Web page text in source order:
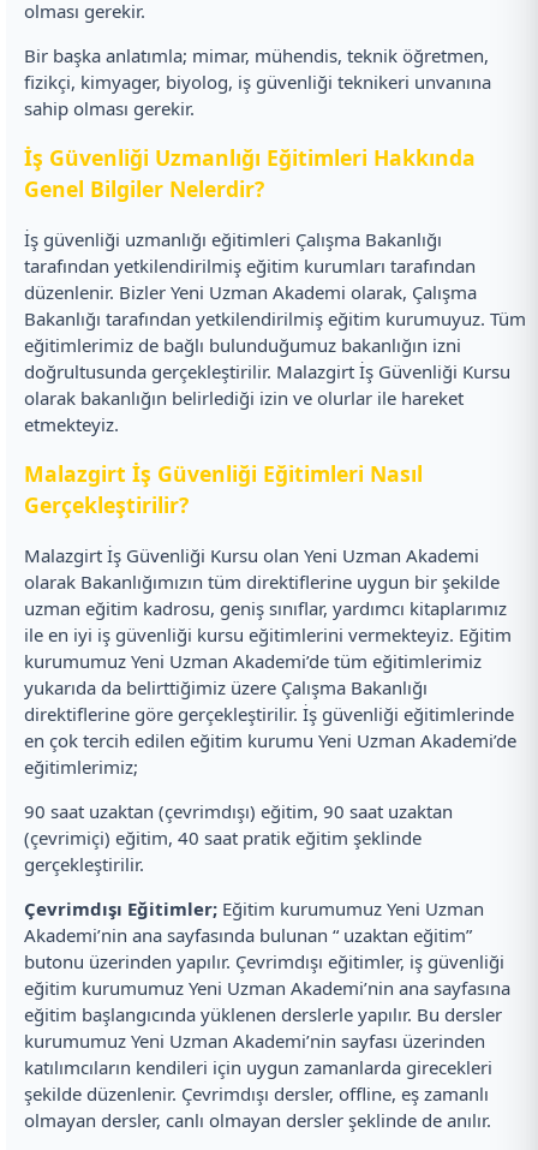
olması gerekir.
Bir başka anlatımla; mimar, mühendis, teknik öğretmen,
fizikçi, kimyager, biyolog, iş güvenliği teknikeri unvanına
sahip olması gerekir.
İş Güvenliği Uzmanlığı Eğitimleri Hakkında
Genel Bilgiler Nelerdir?
İş güvenliği uzmanlığı eğitimleri Çalışma Bakanlığı
tarafından yetkilendirilmiş eğitim kurumları tarafından
düzenlenir. Bizler Yeni Uzman Akademi olarak, Çalışma
Bakanlığı tarafından yetkilendirilmiş eğitim kurumuyuz. Tüm
eğitimlerimiz de bağlı bulunduğumuz bakanlığın izni
doğrultusunda gerçekleştirilir. Malazgirt İş Güvenliği Kursu
olarak bakanlığın belirlediği izin ve olurlar ile hareket
etmekteyiz.
Malazgirt İş Güvenliği Eğitimleri Nasıl
Gerçekleştirilir?
Malazgirt İş Güvenliği Kursu olan Yeni Uzman Akademi
olarak Bakanlığımızın tüm direktiflerine uygun bir şekilde
uzman eğitim kadrosu, geniş sınıflar, yardımcı kitaplarımız
ile en iyi iş güvenliği kursu eğitimlerini vermekteyiz. Eğitim
kurumumuz Yeni Uzman Akademi’de tüm eğitimlerimiz
yukarıda da belirttiğimiz üzere Çalışma Bakanlığı
direktiflerine göre gerçekleştirilir. İş güvenliği eğitimlerinde
en çok tercih edilen eğitim kurumu Yeni Uzman Akademi’de
eğitimlerimiz;
90 saat uzaktan (çevrimdışı) eğitim, 90 saat uzaktan
(çevrimiçi) eğitim, 40 saat pratik eğitim şeklinde
gerçekleştirilir.
Çevrimdışı Eğitimler; Eğitim kurumumuz Yeni Uzman
Akademi’nin ana sayfasında bulunan “ uzaktan eğitim”
butonu üzerinden yapılır. Çevrimdışı eğitimler, iş güvenliği
eğitim kurumumuz Yeni Uzman Akademi’nin ana sayfasına
eğitim başlangıcında yüklenen derslerle yapılır. Bu dersler
kurumumuz Yeni Uzman Akademi’nin sayfası üzerinden
katılımcıların kendileri için uygun zamanlarda girecekleri
şekilde düzenlenir. Çevrimdışı dersler, offline, eş zamanlı
olmayan dersler, canlı olmayan dersler şeklinde de anılır.